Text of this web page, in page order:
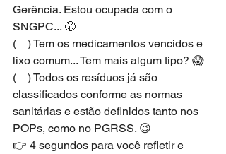
Gerência. Estou ocupada com o
SNGPC... 😤
(    ) Tem os medicamentos vencidos e
lixo comum... Tem mais algum tipo? 😱
(    ) Todos os resíduos já são
classificados conforme as normas
sanitárias e estão definidos tanto nos
POPs, como no PGRSS. 😉
👉 4 segundos para você refletir e